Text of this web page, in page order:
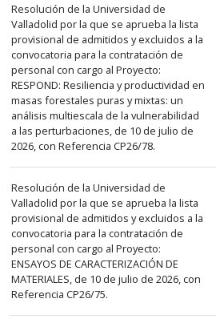
columna
la
fecha
de
publicación,
en
la
última
columna
el
enlace
que
abre
un
PDF
Resolución de la Universidad de
Valladolid por la que se aprueba la lista
provisional de admitidos y excluidos a la
convocatoria para la contratación de
personal con cargo al Proyecto:
RESPOND: Resiliencia y productividad en
masas forestales puras y mixtas: un
análisis multiescala de la vulnerabilidad
a las perturbaciones, de 10 de julio de
2026, con Referencia CP26/78.
Resolución de la Universidad de
Valladolid por la que se aprueba la lista
provisional de admitidos y excluidos a la
convocatoria para la contratación de
personal con cargo al Proyecto:
ENSAYOS DE CARACTERIZACIÓN DE
MATERIALES, de 10 de julio de 2026, con
Referencia CP26/75.